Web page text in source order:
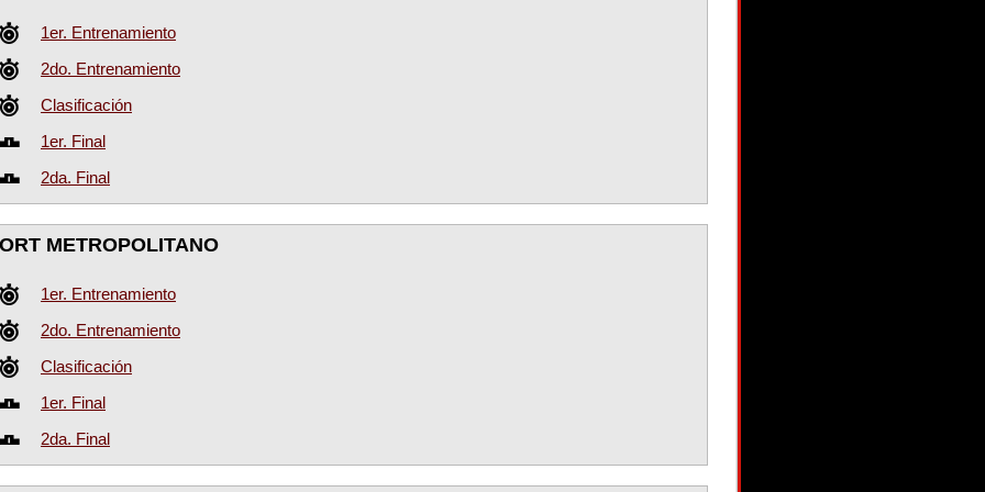
1er. Entrenamiento
2do. Entrenamiento
Clasificación
1er. Final
2da. Final
METROPOLITANO
1er. Entrenamiento
2do. Entrenamiento
Clasificación
1er. Final
2da. Final